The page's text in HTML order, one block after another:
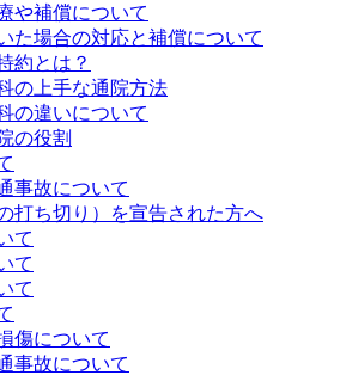
や補償について
た場合の対応と補償について
約とは？
の上手な通院方法
の違いについて
の役割
事故について
打ち切り）を宣告された方へ
て
て
て
傷について
事故について